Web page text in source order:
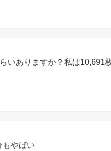
いありますか？私は10,691
もやばい